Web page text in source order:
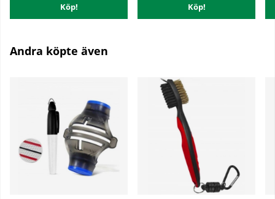
Köp! Köp!
Andra köpte även